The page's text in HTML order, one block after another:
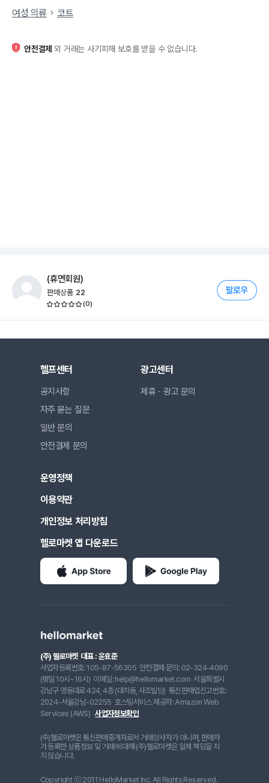
여성 의류
코트
안전결제 외 거래는 사기피해 보호를 받을 수 없습니다.
(휴면회원)
판매상품 22
(0)
헬프센터
공지사항
자주 묻는 질문
일반 문의
안전결제 문의
광고센터
제휴ㆍ광고 문의
운영정책
이용약관
개인정보 처리방침
헬로마켓 앱 다운로드
(주) 헬로마켓 대표 : 윤효준
사업자등록번호: 105-87-56305 안전결제 문의: 02-324-4090
(평일 10시~16시) 이메일: help@hellomarket.com 서울특별시
강남구 영동대로 424, 4층 (대치동, 사조빌딩) 통신판매업신고번호:
2024-서울강남-02255 호스팅서비스 제공자: Amazon Web
Services (AWS) 사업자정보확인
(주)헬로마켓은 통신판매중개자로서 거래당사자가 아니며, 판매자
가 등록한 상품정보 및 거래에 대해 (주)헬로마켓은 일체 책임을 지
지 않습니다.
Copyright ⓒ 2011 HelloMarket Inc. All Rights Reserved.